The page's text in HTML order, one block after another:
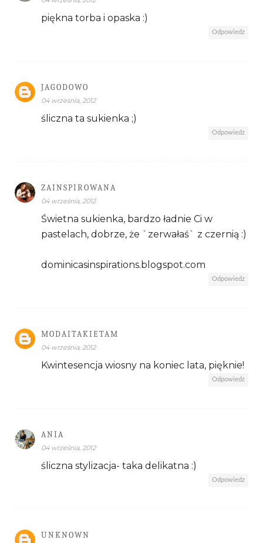
piękna torba i opaska :)
Odpowiedz
JAGODOWO
04 września, 2012
śliczna ta sukienka ;)
Odpowiedz
ZAINSPIROWANA
04 września, 2012
Świetna sukienka, bardzo ładnie Ci w
pastelach, dobrze, że `zerwałaś` z czernią :)
dominicasinspirations.blogspot.com
Odpowiedz
MODAITAKIETAM
04 września, 2012
Kwintesencja wiosny na koniec lata, pięknie!
Odpowiedz
ANIA
04 września, 2012
śliczna stylizacja- taka delikatna :)
Odpowiedz
UNKNOWN